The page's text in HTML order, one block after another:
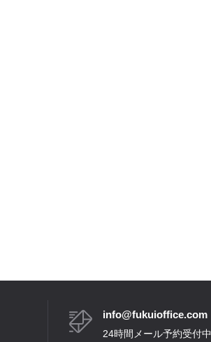
info@fukuioffice.com
24時間メール予約受付中